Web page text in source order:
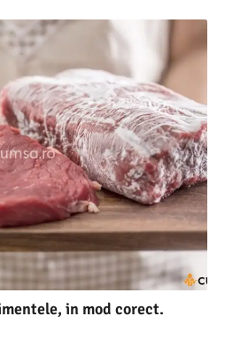
in mod corect.